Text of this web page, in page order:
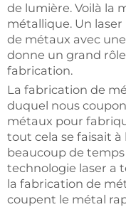
de lumière. Voilà la
métallique. Un
de métaux avec
donne un grand
fabrication.
La fabrication de
duquel nous
métaux pour
tout cela se faisait
beaucoup de
technologie laser a
la fabrication de
coupent le métal